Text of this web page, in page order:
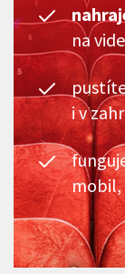
na
i v
mobil,